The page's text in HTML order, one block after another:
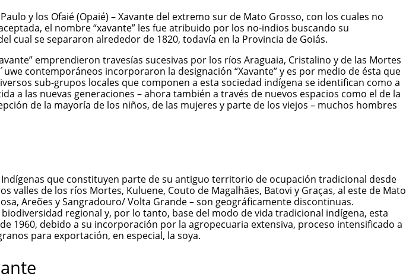
y los Ofaié (Opaié) – Xavante del extremo sur de Mato Grosso, con los cuales no
el nombre “xavante” les fue atribuido por los no-indios buscando su
cual se separaron alrededor de 1820, todavía en la Provincia de Goiás.
emprendieron travesías sucesivas por los ríos Araguaia, Cristalino y de las Mortes
contemporáneos incorporaron la designación “Xavante” y es por medio de ésta que
sub-grupos locales que componen a esta sociedad indígena se identifican como a
a las nuevas generaciones – ahora también a través de nuevos espacios como el de la
de la mayoría de los niños, de las mujeres y parte de los viejos – muchos hombres
que constituyen parte de su antiguo territorio de ocupación tradicional desde
de los ríos Mortes, Kuluene, Couto de Magalhães, Batovi y Graças, al este de Mato
Areões y Sangradouro/ Volta Grande – son geográficamente discontinuas.
regional y, por lo tanto, base del modo de vida tradicional indígena, esta
1960, debido a su incorporación por la agropecuaria extensiva, proceso intensificado a
para exportación, en especial, la soya.